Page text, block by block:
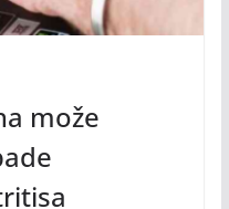
može